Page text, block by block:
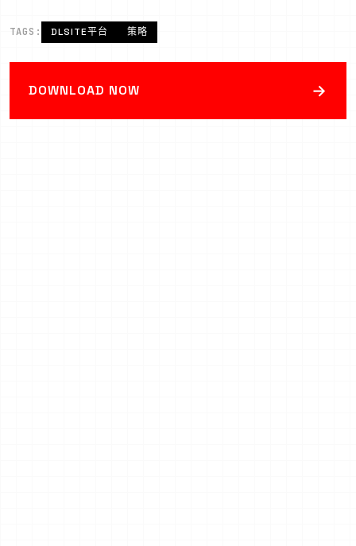
TAGS: DLSITE平台 策略
DOWNLOAD NOW →